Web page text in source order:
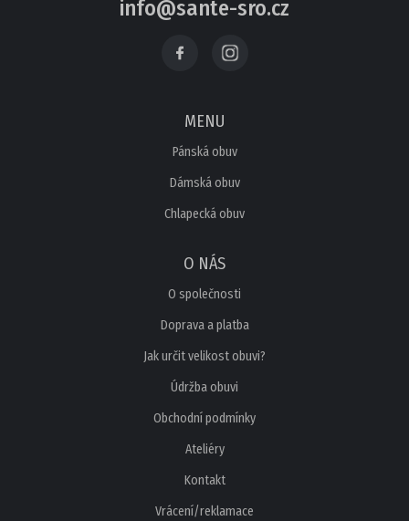
info@sante-sro.cz
MENU
Pánská obuv
Dámská obuv
Chlapecká obuv
O NÁS
O společnosti
Doprava a platba
Jak určit velikost obuvi?
Údržba obuvi
Obchodní podmínky
Ateliéry
Kontakt
Vrácení/reklamace